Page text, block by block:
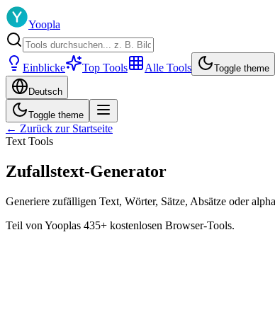
Yoopla
Einblicke Top Tools Alle Tools Toggle theme
Deutsch
Toggle theme
← Zurück zur Startseite
Text Tools
Zufallstext-Generator
Generiere zufälligen Text, Wörter, Sätze, Absätze oder
Teil von Yooplas 435+ kostenlosen Browser-Tools.